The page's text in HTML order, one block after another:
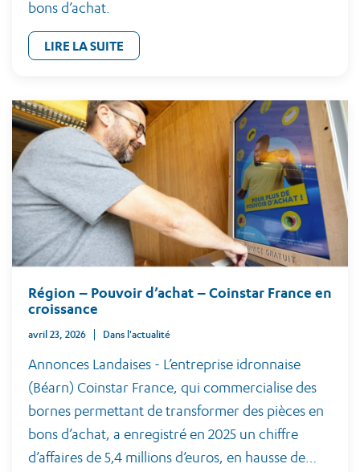
bons d’achat.
LIRE LA SUITE
Région – Pouvoir d’achat – Coinstar France en
croissance
avril 23, 2026 Dans l'actualité
Annonces Landaises - L’entreprise idronnaise
(Béarn) Coinstar France, qui commercialise des
bornes permettant de transformer des pièces en
bons d’achat, a enregistré en 2025 un chiffre
d’affaires de 5,4 millions d’euros, en hausse de…